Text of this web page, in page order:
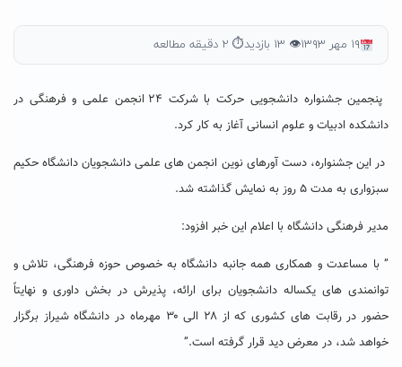
۱۹ مهر ۱۳۹۳ 👁 ۱۳ بازدید ⏱ ۲ دقیقه مطالعه
پنجمین جشنواره دانشجویی حرکت با شرکت ۲۴ انجمن علمی و فرهنگی در
دانشکده ادبیات و علوم انسانی آغاز به کار کرد.
در این جشنواره، دست آورهای نوین انجمن های علمی دانشجویان دانشگاه حکیم
سبزواری به مدت ۵ روز به نمایش گذاشته شد.
مدیر فرهنگی دانشگاه با اعلام این خبر افزود:
” با مساعدت و همکاری همه جانبه‌ دانشگاه به خصوص حوزه فرهنگی، تلاش و
توانمندی های یکساله دانشجویان برای ارائه، پذیرش در بخش داوری و نهایتاً
حضور در رقابت های کشوری که از ۲۸ الی ۳۰ مهرماه در دانشگاه شیراز برگزار
خواهد شد، در معرض دید قرار گرفته است.”